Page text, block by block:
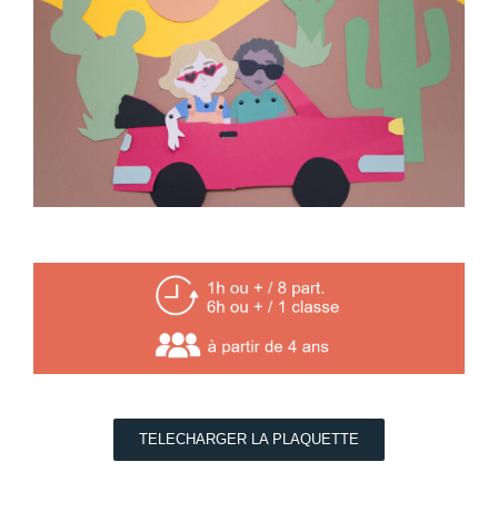
TELECHARGER LA PLAQUETTE